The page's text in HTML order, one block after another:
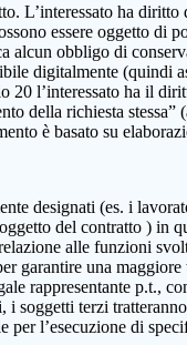
ha
essere oggetto di
obbligo di
digitalmente (quindi
l’interessato ha il
della richiesta
è basato su
designati (es. i
del contratto )
alle funzioni
una
rappresentante
terzi
l’esecuzione di